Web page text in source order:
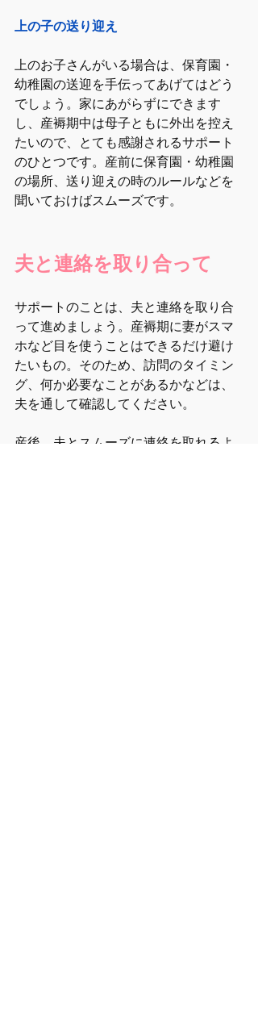
上の子の送り迎え
上のお子さんがいる場合は、保育園・
幼稚園の送迎を手伝ってあげてはどう
でしょう。家にあがらずにできます
し、産褥期中は母子ともに外出を控え
たいので、とても感謝されるサポート
のひとつです。産前に保育園・幼稚園
の場所、送り迎えの時のルールなどを
聞いておけばスムーズです。
夫と連絡を取り合って
サポートのことは、夫と連絡を取り合
って進めましょう。産褥期に妻がスマ
ホなど目を使うことはできるだけ避け
たいもの。そのため、訪問のタイミン
グ、何か必要なことがあるかなどは、
夫を通して確認してください。
産後、夫とスムーズに連絡を取れるよ